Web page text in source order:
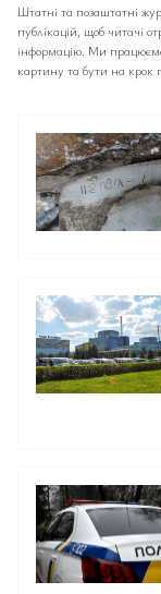
Штатні та позаштатні
публікацій, щоб читачі
інформацію. Ми
картину та бути на крок